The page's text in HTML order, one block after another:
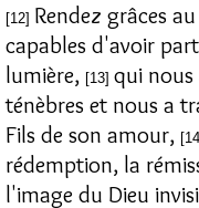
[12] Rendez grâces
capables d'avoir
lumière, [13] qui nous
ténèbres et nous a
Fils de son amour,
rédemption, la
l'image du Dieu